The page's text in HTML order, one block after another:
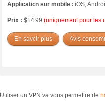
Application sur mobile : iOS,
Prix : $14.99 (uniquement pour les
En savoir plus Avis
Utiliser un VPN va vous permettre de